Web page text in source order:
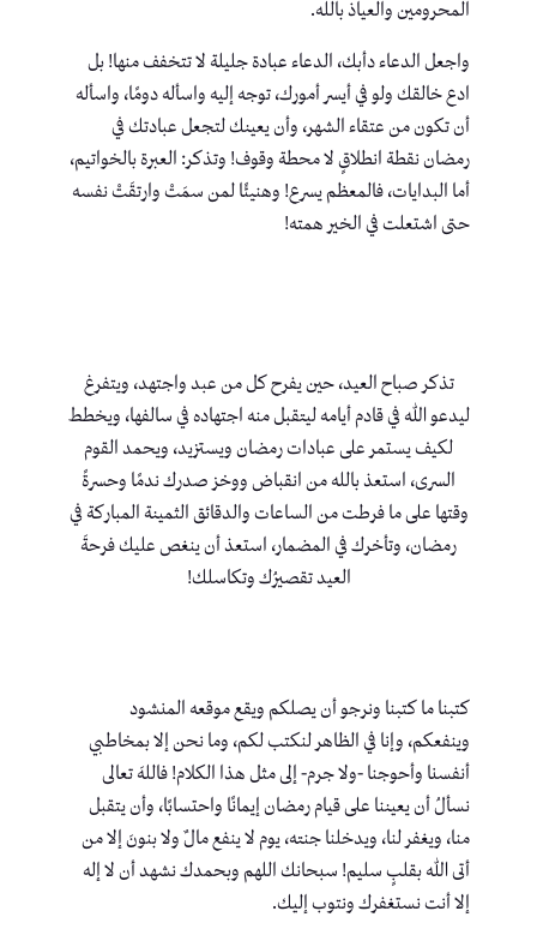
المحرومين والعياذ بالله.
واجعل الدعاء دأبك، الدعاء عبادة جليلة لا تتخفف منها! بل
ادع خالقك ولو في أيسر أمورك، توجه إليه واسأله دومًا، واسأله
أن تكون من عتقاء الشهر، وأن يعينك لتجعل عبادتك في
رمضان نقطة انطلاقٍ لا محطة وقوف! وتذكر: العبرة بالخواتيم،
أما البدايات، فالمعظم يسرع! وهنيئًا لمن سمَتْ وارتقَتْ نفسه
حتى اشتعلت في الخير همته!
تذكر صباح العيد، حين يفرح كل من عبد واجتهد، ويتفرغ
ليدعو الله في قادم أيامه ليتقبل منه اجتهاده في سالفها، ويخطط
لكيف يستمر على عبادات رمضان ويستزيد، ويحمد القوم
السرى، استعذ بالله من انقباض ووخز صدرك ندمًا وحسرةً
وقتها على ما فرطت من الساعات والدقائق الثمينة المباركة في
رمضان، وتأخرك في المضمار، استعذ أن ينغص عليك فرحةَ
العيد تقصيرُك وتكاسلك!
كتبنا ما كتبنا ونرجو أن يصلكم ويقع موقعه المنشود
وينفعكم، وإنا في الظاهر لنكتب لكم، وما نحن إلا بمخاطبي
أنفسنا وأحوجنا -ولا جرم- إلى مثل هذا الكلام! فاللهَ تعالى
نسألُ أن يعيننا على قيام رمضان إيمانًا واحتسابًا، وأن يتقبل
منا، ويغفر لنا، ويدخلنا جنته، يوم لا ينفع مالٌ ولا بنونَ إلا من
أتى الله بقلبٍ سليم! سبحانك اللهم وبحمدك نشهد أن لا إله
إلا أنت نستغفرك ونتوب إليك.